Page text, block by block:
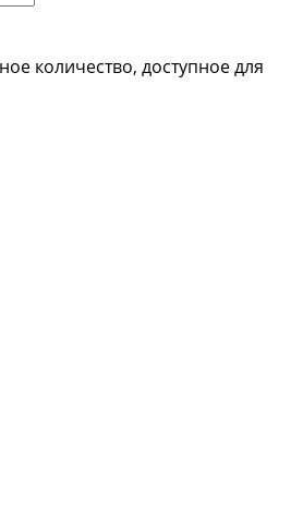
количество, доступное для